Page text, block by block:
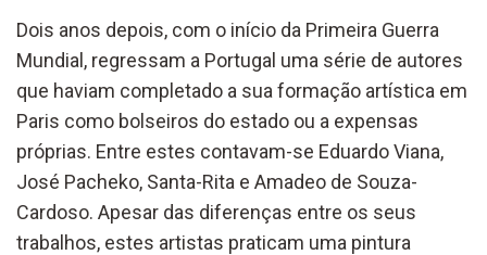
Dois anos depois, com o início da Primeira Guerra
Mundial, regressam a Portugal uma série de autores
que haviam completado a sua formação artística em
Paris como bolseiros do estado ou a expensas
próprias. Entre estes contavam-se Eduardo Viana,
José Pacheko, Santa-Rita e Amadeo de Souza-
Cardoso. Apesar das diferenças entre os seus
trabalhos, estes artistas praticam uma pintura